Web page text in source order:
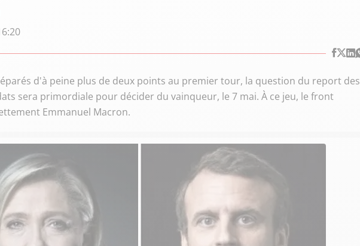
d'à peine plus de deux points au premier tour, la question du report des
sera primordiale pour décider du vainqueur, le 7 mai. À ce jeu, le front
Emmanuel Macron.